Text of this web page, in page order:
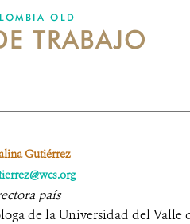
DE COMUNICACIÓN
ANUAL WCS
OLD
TRABAJO
Gutiérrez
país
de la Universidad del Valle